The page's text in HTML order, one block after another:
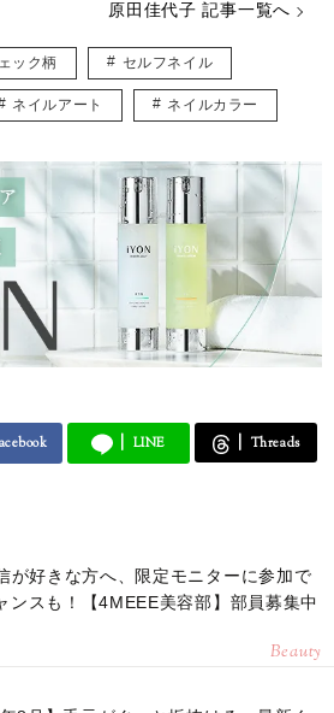
るセルフネイルデザインを紹介していま
コツなどをお届けします。
原田佳代子 記事一覧へ
ック柄 セルフネイル
ネイルアート ネイルカラー
LINE Threads
が好きな方へ、限定モニターに参加で
ンスも！【4MEEE美容部】部員募集中
Beauty